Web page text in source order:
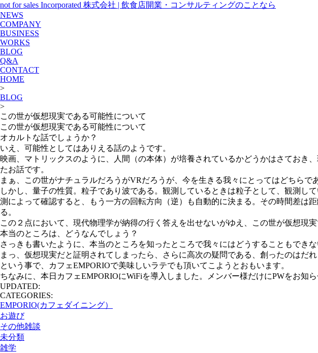
not for sales Incorporated 株式会社 | 飲食店開業・コンサルティングのことなら
NEWS
COMPANY
BUSINESS
WORKS
BLOG
Q&A
CONTACT
HOME
>
BLOG
>
この世が仮想現実である可能性について
この世が仮想現実である可能性について
オカルトな話でしょうか？
いえ、可能性としてはありえる話のようです。
映画、マトリックスのように、人間（の本体）が培養されているかどうかはさておき
たお話です。
まぁ、この世がナチュラルだろうがVRだろうが、今を生きる我々にとってはどちら
しかし、量子の性質。粒子であり波である。観測しているときは粒子として、観測
測によって確認すると、もう一方の回転方向（逆）も自動的に決まる。その時間差は
る。
この２点において、現代物理学が納得の行く答えを出せないがゆえ、この世が仮想現
本当のところは、どうなんでしょう？
さっきも書いたように、本当のところを知ったところで我々にはどうすることもでき
まっ、仮想現実だと証明されてしまったら、さらに高次の疑問である、創ったのはだ
という事で、カフェEMPORIOで美味しいラテでも頂いてこようとおもいます。
ちなみに、本日カフェEMPORIOにWiFiを導入しました。メンバー様だけにPWをお知
UPDATED:
CATEGORIES:
EMPORIO(カフェダイニング）
お遊び
その他雑談
未分類
雑学